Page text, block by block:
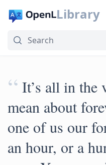
Library
“ It’s all in the
mean about
one of us our
an hour, or a